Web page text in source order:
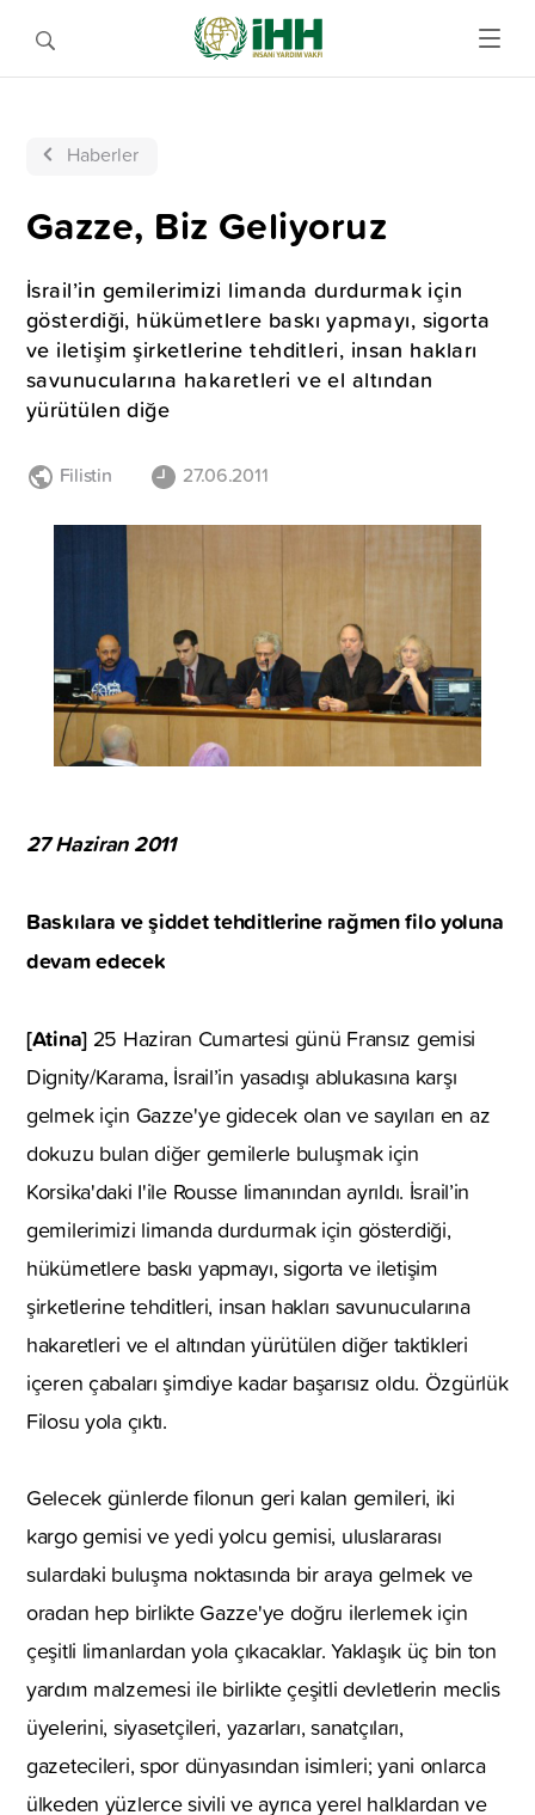
Haberler
Gazze, Biz Geliyoruz
İsrail’in gemilerimizi limanda durdurmak için
gösterdiği, hükümetlere baskı yapmayı, sigorta
ve iletişim şirketlerine tehditleri, insan hakları
savunucularına hakaretleri ve el altından
yürütülen diğe
Filistin 27.06.2011
27 Haziran 2011
Baskılara ve şiddet tehditlerine rağmen filo yoluna
devam edecek
[Atina]25 Haziran Cumartesi günü Fransız gemisi
Dignity/Karama, İsrail’in yasadışı ablukasına karşı
gelmek için Gazze'ye gidecek olan ve sayıları en az
dokuzu bulan diğer gemilerle buluşmak için
Korsika'daki I'ile Rousse limanından ayrıldı. İsrail’in
gemilerimizi limanda durdurmak için gösterdiği,
hükümetlere baskı yapmayı, sigorta ve iletişim
şirketlerine tehditleri, insan hakları savunucularına
hakaretleri ve el altından yürütülen diğer taktikleri
içeren çabaları şimdiye kadar başarısız oldu. Özgürlük
Filosu yola çıktı.
Gelecek günlerde filonun geri kalan gemileri, iki
kargo gemisi ve yedi yolcu gemisi, uluslararası
sulardaki buluşma noktasında bir araya gelmek ve
oradan hep birlikte Gazze'ye doğru ilerlemek için
çeşitli limanlardan yola çıkacaklar. Yaklaşık üç bin ton
yardım malzemesi ile birlikte çeşitli devletlerin meclis
üyelerini, siyasetçileri, yazarları, sanatçıları,
gazetecileri, spor dünyasından isimleri; yani onlarca
ülkeden yüzlerce sivili ve ayrıca yerel halklardan ve